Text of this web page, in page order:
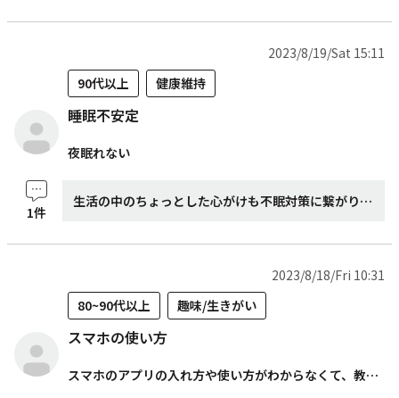
90代以上 健康維持
2023/8/19/Sat 15:11
睡眠不安定
夜眠れない
1件
生活の中のちょっとした心がけも不眠対策に繋がります♪ 日ごろから安眠につながる生活を心がけることも大切です。普段の何気ない行動のなかに睡眠のサイクルを妨げる原因が隠れていることもあるので、一度自身の生活習慣を見直してみると良いかもしれません。 5つのポイントを紹介致します。 ポイント１：朝、起きたら太陽を浴びる (太陽光を浴びると体内時計がリセットされ、夜、自然に眠くなるように睡眠リズムが整ってきます) ポイント２：夕方以降は激しい運動を控える (寝る時間帯になっても興奮状態が続いてしまい、目が冴えてしまいます) ポイント３：寝る前にカフェインを摂らない (カフェインには覚醒作用があり、寝つきが悪くなるだけでなく睡眠の質低下にもつながります) ポイント４：テレビ、スマホは寝る1時間前まで (脳を刺激するため、寝る直前まで見ていると眠くなりづらくなります) ポイント５：禁煙する (タバコに含まれるニコチンには、カフェインと同様の覚醒作用があります) もうひとつ、昼寝をする場合は「どんなに長くても1時間以内」にしましょう。日中の午後に“うとうと20～30分”という程度ならば一時的に脳を休ませる効果もあって良いのですが、1時間を超えると夜間の深睡眠に悪影響を与えてしまいます。 理想的な睡眠時間は「7時間前後」が理想的だと思います。長く寝るほど良いわけではなくて、睡眠のサイクルを守ることが大事です。 眠りたいのに眠れない。そのつらさを避けたくて「今夜、眠る」ために薬を服用される方もいらっしゃるでしょう。ですが、不眠と縁を切るには、眠れない原因を取り除き、自然に眠りにつけるコンディションをつくることが不可欠。年齢を重ねながらも日々おだやかに眠り、いきいきと活動するために、上手に取り入れてみてはいかがでしょう。
80~90代以上 趣味/生きがい
2023/8/18/Fri 10:31
スマホの使い方
スマホのアプリの入れ方や使い方がわからなくて、教えてほしいときはどこに相談すればいいですか?